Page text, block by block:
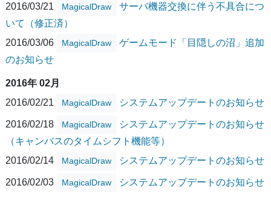
2016/03/21
MagicalDraw
サーバ機器交換に伴う不具合につ
いて（修正済）
2016/03/06
MagicalDraw
ゲームモード「目隠しの沼」追加
のお知らせ
2016年 02月
2016/02/21
MagicalDraw システムアップデートのお知らせ
2016/02/18 MagicalDraw
システムアップデートのお知らせ
（キャンバスのタイムシフト機能等）
2016/02/14
MagicalDraw システムアップデートのお知らせ
2016/02/03 MagicalDraw システムアップデートのお知らせ